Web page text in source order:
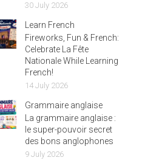
30 July 2026
Learn French
Fireworks, Fun & French:
Celebrate La Fête
Nationale While Learning
French!
14 July 2026
Grammaire anglaise
La grammaire anglaise :
le super-pouvoir secret
des bons anglophones
9 July 2026